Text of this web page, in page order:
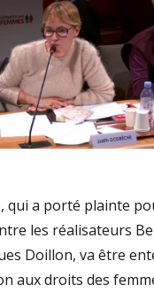
qui a porté plainte
les réalisateurs
Doillon, va être
aux droits des